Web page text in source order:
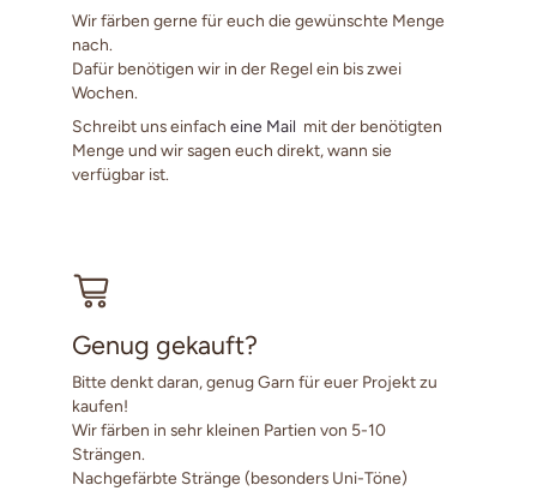
Wir färben gerne für euch die gewünschte Menge
nach.
Dafür benötigen wir in der Regel ein bis zwei
Wochen.
Schreibt uns einfach eine Mail mit der benötigten
Menge und wir sagen euch direkt, wann sie
verfügbar ist.
Genug gekauft?
Bitte denkt daran, genug Garn für euer Projekt zu
kaufen!
Wir färben in sehr kleinen Partien von 5-10
Strängen.
Nachgefärbte Stränge (besonders Uni-Töne)